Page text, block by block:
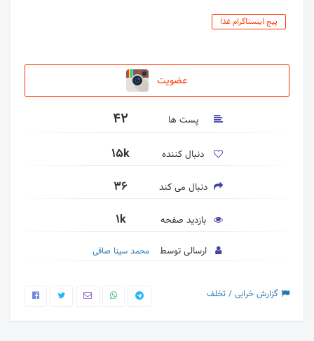
پیج اینستاگرام غذا
عضویت
پست ها 42
دنبال کننده 15k
دنبال می کند 36
بازدید صفحه 1k
ارسالی توسط محمد سینا صافی
گزارش خرابی / تخلف